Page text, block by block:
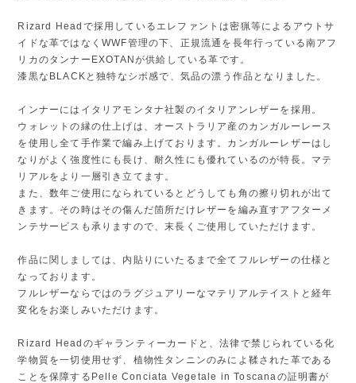
Rizard Headで採用しているエレファントは密猟等によるアウトサ
イドな革ではなくWWF管理の下、正規流通を長年行っている南アフ
リカのタンナーEXOTANが供給している革です。
漆黒なBLACKと独特なシボ感で、気品の漂う作品となりました。
インナーにはイタリアモンタナ社製のイタリアンレザーを採用。
ウォレットの縁の仕上げは、オーストラリア産のカンガルーレース
を使用し全て手作業で編み上げております。カンガルーレザーはし
なりがよく強度性にも長け、耐久性にも優れているのが特長。マテ
リアルをより一層引き立てます。
また、数年ご使用になられているとどうしても角の擦り切れが出て
きます。その時はその傷んだ箇所だけレザーを編み直すアフターメ
ンテサービスも承りますので、末長くご使用していただけます。
作品に関しましては、内貼りにいたるまで全てフルレザーの仕様と
なっております。
フルレザーならではのラグジュアリーなマテリアルテイストと経年
変化をお楽しみいただけます。
Rizard Headのギャランティーカードと、法律で禁じられている化
学物質を一切使用せず、植物性タンニンのみによ鞣された革である
ことを保障するPelle Conciata Vegetale in Toscanaの証明書が